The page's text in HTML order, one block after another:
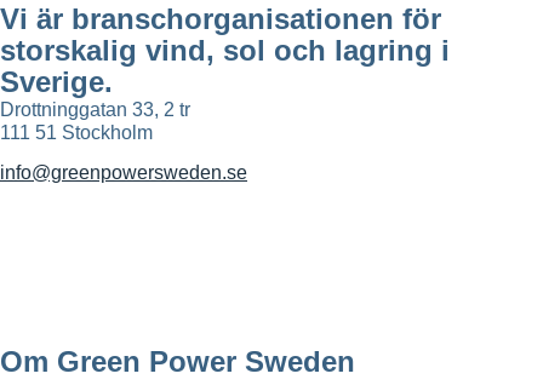
Vi är branschorganisationen för
storskalig vind, sol och lagring i
Sverige.
Drottninggatan 33, 2 tr
111 51 Stockholm
info@greenpowersweden.se
Om Green Power Sweden